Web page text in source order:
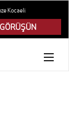
Kocaeli